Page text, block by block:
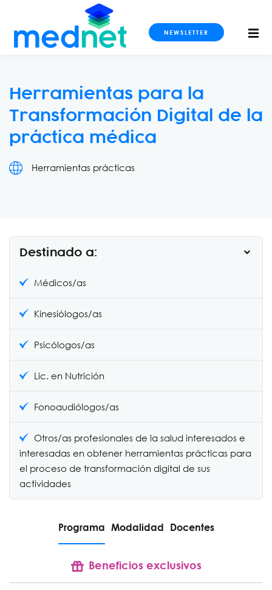
NEWSLETTER
Herramientas para la
Transformación Digital de la
práctica médica
Herramientas prácticas
Destinado a:
Médicos/as
Kinesiólogos/as
Psicólogos/as
Lic. en Nutrición
Fonoaudiólogos/as
Otros/as profesionales de la salud interesados e
interesadas en obtener herramientas prácticas para
el proceso de transformación digital de sus
actividades
Programa Modalidad Docentes
Beneficios exclusivos